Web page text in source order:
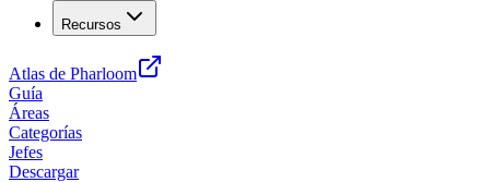
Recursos
Atlas de Pharloom
Guía
Áreas
Categorías
Jefes
Descargar